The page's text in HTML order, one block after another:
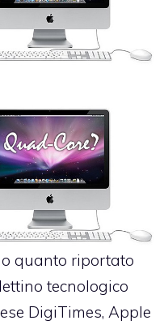
quanto riportato
tecnologico
DigiTimes, Apple